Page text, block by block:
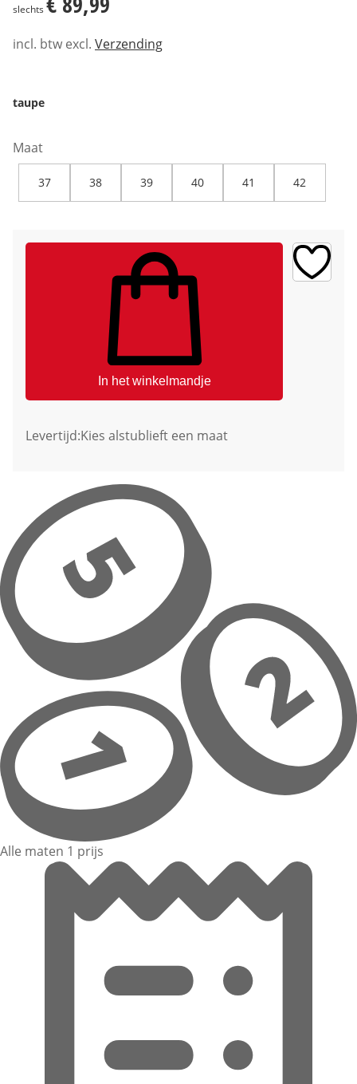
slechts
incl. btw excl. Verzending
taupe
Maat
37 38 39 40 41 42
In het winkelmandje
Levertijd:Kies alstublieft een maat
Alle maten 1 prijs